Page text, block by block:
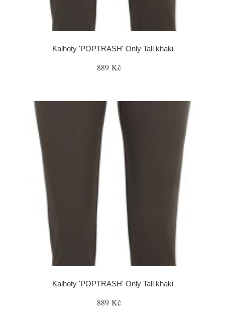
Kalhoty 'POPTRASH' Only Tall khaki
889 Kč
Kalhoty 'POPTRASH' Only Tall khaki
889 Kč